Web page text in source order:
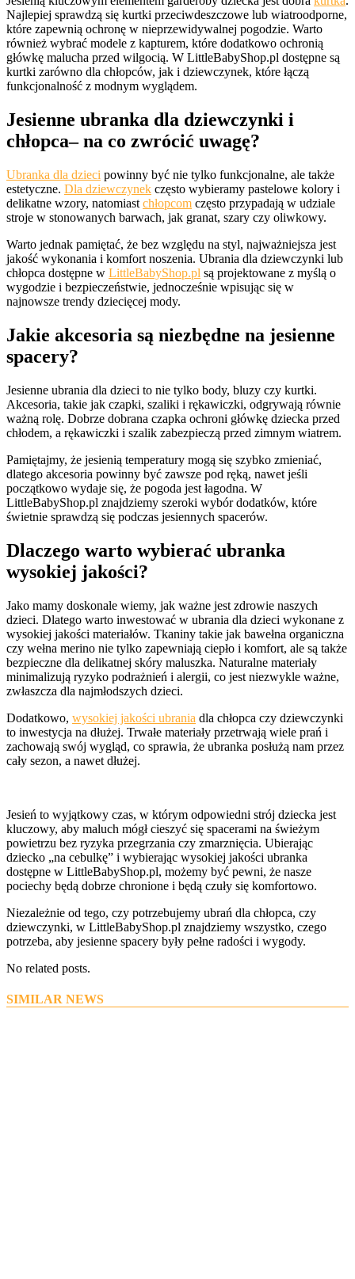
Najlepiej sprawdzą się kurtki przeciwdeszczowe lub wiatroodporne,
które zapewnią ochronę w nieprzewidywalnej pogodzie. Warto
również wybrać modele z kapturem, które dodatkowo ochronią
główkę malucha przed wilgocią. W LittleBabyShop.pl dostępne są
kurtki zarówno dla chłopców, jak i dziewczynek, które łączą
funkcjonalność z modnym wyglądem.
Jesienne ubranka dla dziewczynki i
chłopca– na co zwrócić uwagę?
Ubranka dla dzieci powinny być nie tylko funkcjonalne, ale także
estetyczne. Dla dziewczynek często wybieramy pastelowe kolory i
delikatne wzory, natomiast chłopcom często przypadają w udziale
stroje w stonowanych barwach, jak granat, szary czy oliwkowy.
Warto jednak pamiętać, że bez względu na styl, najważniejsza jest
jakość wykonania i komfort noszenia. Ubrania dla dziewczynki lub
chłopca dostępne w LittleBabyShop.pl są projektowane z myślą o
wygodzie i bezpieczeństwie, jednocześnie wpisując się w
najnowsze trendy dziecięcej mody.
Jakie akcesoria są niezbędne na jesienne
spacery?
Jesienne ubrania dla dzieci to nie tylko body, bluzy czy kurtki.
Akcesoria, takie jak czapki, szaliki i rękawiczki, odgrywają równie
ważną rolę. Dobrze dobrana czapka ochroni główkę dziecka przed
chłodem, a rękawiczki i szalik zabezpieczą przed zimnym wiatrem.
Pamiętajmy, że jesienią temperatury mogą się szybko zmieniać,
dlatego akcesoria powinny być zawsze pod ręką, nawet jeśli
początkowo wydaje się, że pogoda jest łagodna. W
LittleBabyShop.pl znajdziemy szeroki wybór dodatków, które
świetnie sprawdzą się podczas jesiennych spacerów.
Dlaczego warto wybierać ubranka
wysokiej jakości?
Jako mamy doskonale wiemy, jak ważne jest zdrowie naszych
dzieci. Dlatego warto inwestować w ubrania dla dzieci wykonane z
wysokiej jakości materiałów. Tkaniny takie jak bawełna organiczna
czy wełna merino nie tylko zapewniają ciepło i komfort, ale są także
bezpieczne dla delikatnej skóry maluszka. Naturalne materiały
minimalizują ryzyko podrażnień i alergii, co jest niezwykle ważne,
zwłaszcza dla najmłodszych dzieci.
Dodatkowo, wysokiej jakości ubrania dla chłopca czy dziewczynki
to inwestycja na dłużej. Trwałe materiały przetrwają wiele prań i
zachowają swój wygląd, co sprawia, że ubranka posłużą nam przez
cały sezon, a nawet dłużej.
Jesień to wyjątkowy czas, w którym odpowiedni strój dziecka jest
kluczowy, aby maluch mógł cieszyć się spacerami na świeżym
powietrzu bez ryzyka przegrzania czy zmarznięcia. Ubierając
dziecko „na cebulkę” i wybierając wysokiej jakości ubranka
dostępne w LittleBabyShop.pl, możemy być pewni, że nasze
pociechy będą dobrze chronione i będą czuły się komfortowo.
Niezależnie od tego, czy potrzebujemy ubrań dla chłopca, czy
dziewczynki, w LittleBabyShop.pl znajdziemy wszystko, czego
potrzeba, aby jesienne spacery były pełne radości i wygody.
No related posts.
SIMILAR NEWS